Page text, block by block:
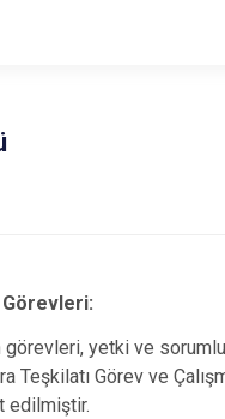
Aksu
yetki ve
Teşkilatı Görev ve
edilmiştir.